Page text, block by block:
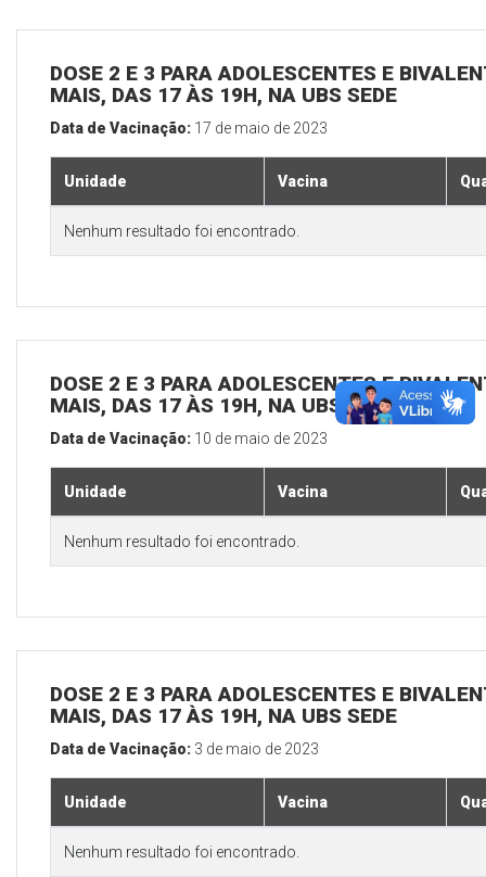
DOSE 2 E 3 PARA ADOLESCENTES E
MAIS, DAS 17 ÀS 19H, NA UBS SEDE
Data de Vacinação: 17 de maio de 2023
Unidade Vacina
Nenhum resultado foi encontrado.
DOSE 2 E 3 PARA ADOLESCENTES E
MAIS, DAS 17 ÀS 19H, NA UBS SEDE
Data de Vacinação: 10 de maio de 2023
Unidade Vacina
Nenhum resultado foi encontrado.
DOSE 2 E 3 PARA ADOLESCENTES E
MAIS, DAS 17 ÀS 19H, NA UBS SEDE
Data de Vacinação: 3 de maio de 2023
Unidade Vacina
Nenhum resultado foi encontrado.